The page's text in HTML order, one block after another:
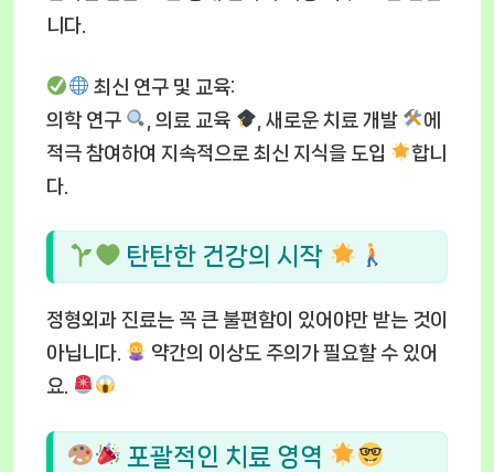
니다.
최신 연구 및 교육:
의학 연구
, 의료 교육 , 새로운 치료 개발
에
적극 참여하여 지속적으로 최신 지식을 도입
합니
다.
탄탄한 건강의 시작
정형외과 진료는 꼭 큰 불편함이 있어야만 받는 것이
아닙니다.
약간의 이상도 주의가 필요할 수 있어
요.
포괄적인 치료 영역